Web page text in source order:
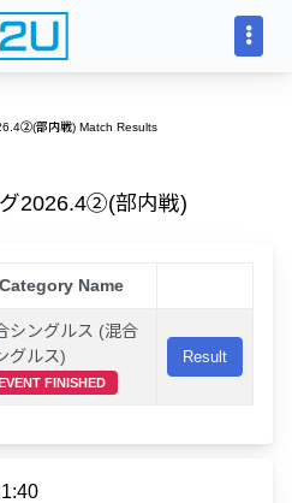
部内戦) Match Results
2026.4②(部内戦)
Category Name
シングルス (混合
グルス)
FINISHED
Result